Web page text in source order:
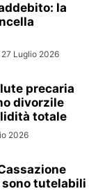
la
27 Luglio 2026
precaria
divorzile
totale
2026
tutelabili